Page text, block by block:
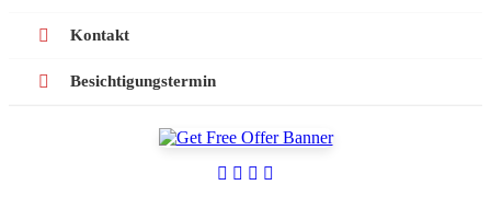
Kontakt
Besichtigungstermin